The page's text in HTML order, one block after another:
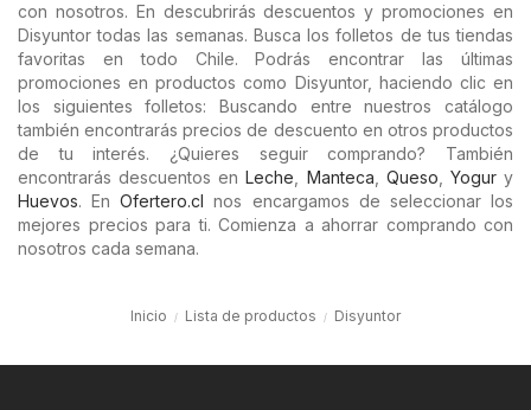
con nosotros. En descubrirás descuentos y promociones en
Disyuntor todas las semanas. Busca los folletos de tus tiendas
favoritas en todo Chile. Podrás encontrar las últimas
promociones en productos como Disyuntor, haciendo clic en
los siguientes folletos: Buscando entre nuestros catálogo
también encontrarás precios de descuento en otros productos
de tu interés. ¿Quieres seguir comprando? También
encontrarás descuentos enLeche Manteca Queso Yogury
Huevos. EnOfertero.cl nos encargamos de seleccionar los
mejores precios para ti. Comienza a ahorrar comprando con
nosotros cada semana.
Inicio Lista de productos Disyuntor